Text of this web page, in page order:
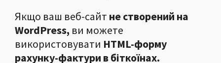
Якщо ваш веб-сайт не створений на
WordPress, ви можете
використовувати HTML-форму
рахунку-фактури в біткоїнах.